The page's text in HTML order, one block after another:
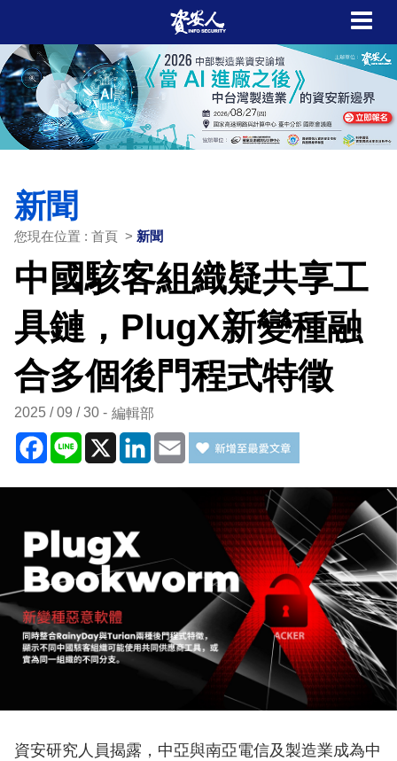
新聞
您現在位置 : 首頁 > 新聞
中國駭客組織疑共享工
具鏈，PlugX新變種融
合多個後門程式特徵
2025 / 09 / 30 編輯部
Facebook
Line X LinkedIn
Email
資安研究人員揭露，中亞與南亞電信及製造業成為中